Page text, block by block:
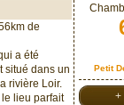
de
a été
situé dans un
rivière Loir.
lieu parfait
Petit